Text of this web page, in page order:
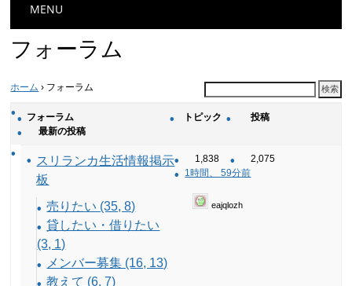
MENU
フォーラム
ホーム › フォーラム
フォーラム トピック
投稿
最新の投稿
スリランカ生活情報掲示
板
売りたい (35, 8)
貸したい・借りたい
(3, 1)
メンバー募集 (16, 13)
教えて (6, 7)
1,838
2,075
1時間、 59分前
eajqlozh